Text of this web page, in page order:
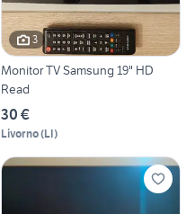
3
Monitor TV Samsung 19" HD
Read
30 €
Livorno(LI)